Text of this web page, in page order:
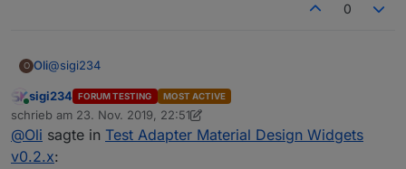
0
O Oli@sigi234
und wo finde ich das?
Online
sigi234 FORUM TESTING MOST ACTIVE
schrieb am 23. Nov. 2019, 22:51
zuletzt editiert von sigi234
@Oli sagte in Test Adapter Material Design Widgets
v0.2.x: